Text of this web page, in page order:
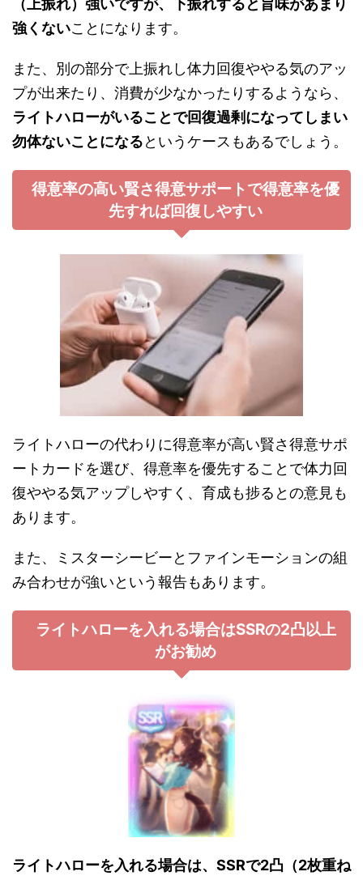
（上振れ）強いですが、下振れすると旨味があまり
強くないことになります。
また、別の部分で上振れし体力回復ややる気のアッ
プが出来たり、消費が少なかったりするようなら、
ライトハローがいることで回復過剰になってしまい
勿体ないことになるというケースもあるでしょう。
得意率の高い賢さ得意サポートで得意率を優
先すれば回復しやすい
ライトハローの代わりに得意率が高い賢さ得意サポ
ートカードを選び、得意率を優先することで体力回
復ややる気アップしやすく、育成も捗るとの意見も
あります。
また、ミスターシービーとファインモーションの組
み合わせが強いという報告もあります。
ライトハローを入れる場合はSSRの2凸以上
がお勧め
ライトハローを入れる場合は、SSRで2凸（2枚重ね